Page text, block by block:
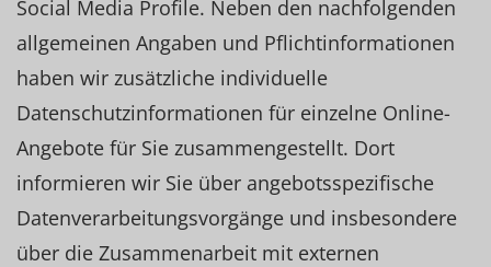
Social Media Profile. Neben den nachfolgenden
allgemeinen Angaben und Pflichtinformationen
haben wir zusätzliche individuelle
Datenschutzinformationen für einzelne Online-
Angebote für Sie zusammengestellt. Dort
informieren wir Sie über angebotsspezifische
Datenverarbeitungsvorgänge und insbesondere
über die Zusammenarbeit mit externen